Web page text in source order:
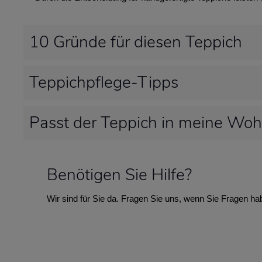
10 Gründe für diesen Teppich
Teppichpflege-Tipps
Passt der Teppich in meine
Benötigen Sie Hilfe?
Wir sind für Sie da. Fragen Sie uns, wenn Sie Fragen